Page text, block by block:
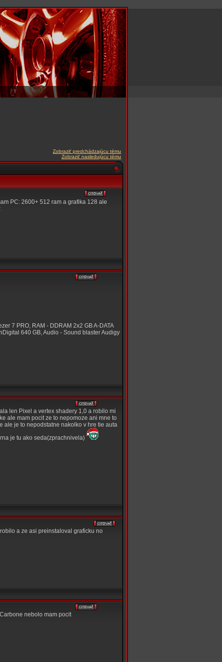
Zobraziť predchádzajúcu tému
Zobraziť nasledujúcu tému
PC: 2600+ 512 ram a grafika 128 ale
7 PRO, RAM - DDRAM 2x2 GB A-DATA
640 GB, Audio - Sound blaster Audigy
len Pixel a vertex shadery 1,0 a robilo mi
ale mam pocit ze to nepomoze ani mne to
ale je to nepodstatne nakolko v hre tie auta
je tu ako seda(zprachnivela)
a ze asi preinstaloval graficku no
nebolo mam pocit